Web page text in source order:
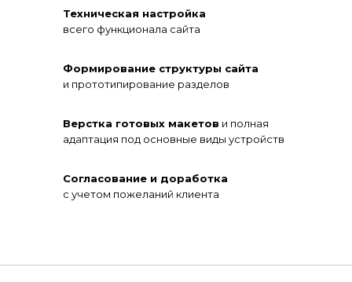
Техническая настройка
всего функционала сайта
Формирование структуры сайта
и прототипирование разделов
Верстка готовых макетов и полная
адаптация под основные виды устройств
Согласование и доработка
с учетом пожеланий клиента